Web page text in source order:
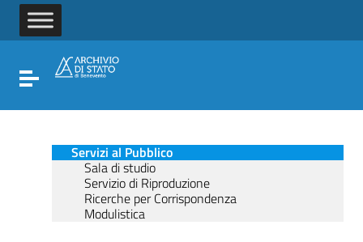
Vai ai contenuti
Vai al menu di navigazione
Vai al footer
Attiva / disattiva la navigazione
Servizi al Pubblico
Sala di studio
Servizio di Riproduzione
Ricerche per Corrispondenza
Modulistica